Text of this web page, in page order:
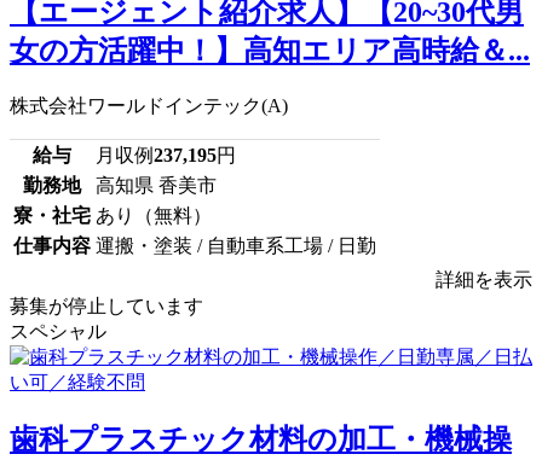
【エージェント紹介求人】【20~30代男
女の方活躍中！】高知エリア高時給＆...
株式会社ワールドインテック(A)
給与 月収例237,195円
勤務地
高知県 香美市
寮・社宅 あり（無料）
仕事内容 運搬・塗装 / 自動車系工場 / 日勤
詳細を表示
募集が停止しています
スペシャル
歯科プラスチック材料の加工・機械操